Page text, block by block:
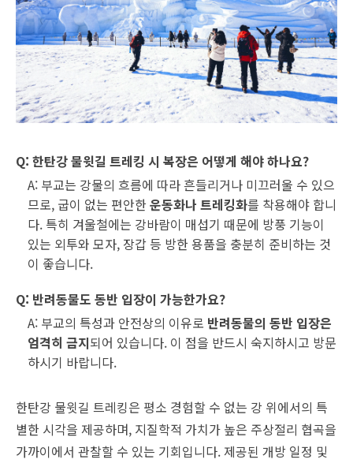
Q: 한탄강 물윗길 트레킹 시 복장은 어떻게 해야 하나요?
A: 부교는 강물의 흐름에 따라 흔들리거나 미끄러울 수 있으
므로, 굽이 없는 편안한운동화나 트레킹화를 착용해야 합니
다. 특히 겨울철에는 강바람이 매섭기 때문에 방풍 기능이
있는 외투와 모자, 장갑 등 방한 용품을 충분히 준비하는 것
이 좋습니다.
Q: 반려동물도 동반 입장이 가능한가요?
A: 부교의 특성과 안전상의 이유로 반려동물의 동반 입장은
엄격히 금지되어 있습니다. 이 점을 반드시 숙지하시고 방문
하시기 바랍니다.
한탄강 물윗길 트레킹은 평소 경험할 수 없는 강 위에서의 특
별한 시각을 제공하며, 지질학적 가치가 높은 주상절리 협곡을
가까이에서 관찰할 수 있는 기회입니다. 제공된 개방 일정 및